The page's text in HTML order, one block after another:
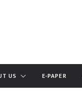
US E-PAPER